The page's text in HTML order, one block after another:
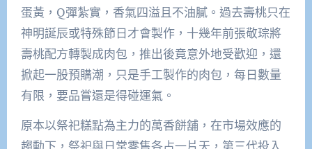
蛋黃，Q彈紮實，香氣四溢且不油膩。過去壽桃只在
神明誕辰或特殊節日才會製作，十幾年前張敬琮將
壽桃配方轉製成肉包，推出後竟意外地受歡迎，還
掀起一股預購潮，只是手工製作的肉包，每日數量
有限，要品嘗還是得碰運氣。
原本以祭祀糕點為主力的萬香餅舖，在市場效應的